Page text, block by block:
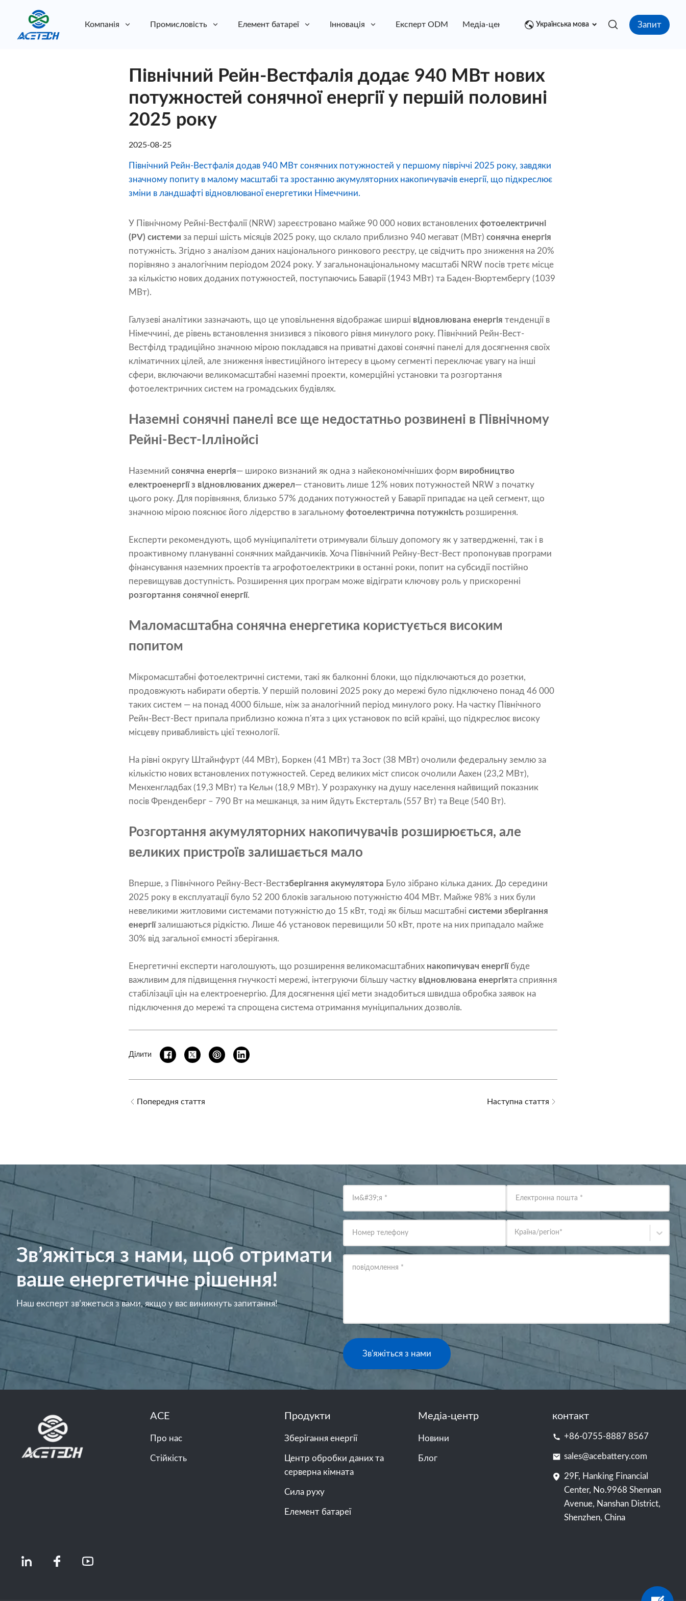
Компанія Промисловість Елемент батареї Інновація Експерт ODM Медіа-центр контакт
Українська мова Запит
Північний Рейн-Вестфалія додає 940 МВт нових
потужностей сонячної енергії у першій половині
2025 року
2025-08-25
Північний Рейн-Вестфалія додав 940 МВт сонячних потужностей у першому півріччі 2025 року, завдяки
значному попиту в малому масштабі та зростанню акумуляторних накопичувачів енергії, що підкреслює
зміни в ландшафті відновлюваної енергетики Німеччини.
У Північному Рейні-Вестфалії (NRW) зареєстровано майже 90 000 нових встановлених фотоелектричні
(PV) системи за перші шість місяців 2025 року, що склало приблизно 940 мегават (МВт) сонячна енергія
потужність. Згідно з аналізом даних національного ринкового реєстру, це свідчить про зниження на 20%
порівняно з аналогічним періодом 2024 року. У загальнонаціональному масштабі NRW посів третє місце
за кількістю нових доданих потужностей, поступаючись Баварії (1943 МВт) та Баден-Вюртембергу (1039
МВт).
Галузеві аналітики зазначають, що це уповільнення відображає ширші відновлювана енергія тенденції в
Німеччині, де рівень встановлення знизився з пікового рівня минулого року. Північний Рейн-Вест-
Вестфілд традиційно значною мірою покладався на приватні дахові сонячні панелі для досягнення своїх
кліматичних цілей, але зниження інвестиційного інтересу в цьому сегменті переключає увагу на інші
сфери, включаючи великомасштабні наземні проекти, комерційні установки та розгортання
фотоелектричних систем на громадських будівлях.
Наземні сонячні панелі все ще недостатньо розвинені в Північному
Рейні-Вест-Іллінойсі
Наземний сонячна енергія— широко визнаний як одна з найекономічніших форм виробництво
електроенергії з відновлюваних джерел— становить лише 12% нових потужностей NRW з початку
цього року. Для порівняння, близько 57% доданих потужностей у Баварії припадає на цей сегмент, що
значною мірою пояснює його лідерство в загальному фотоелектрична потужність розширення.
Експерти рекомендують, щоб муніципалітети отримували більшу допомогу як у затвердженні, так і в
проактивному плануванні сонячних майданчиків. Хоча Північний Рейну-Вест-Вест пропонував програми
фінансування наземних проектів та агрофотоелектрики в останні роки, попит на субсидії постійно
перевищував доступність. Розширення цих програм може відіграти ключову роль у прискоренні
розгортання сонячної енергії.
Маломасштабна сонячна енергетика користується високим
попитом
Мікромасштабні фотоелектричні системи, такі як балконні блоки, що підключаються до розетки,
продовжують набирати обертів. У першій половині 2025 року до мережі було підключено понад 46 000
таких систем — на понад 4000 більше, ніж за аналогічний період минулого року. На частку Північного
Рейн-Вест-Вест припала приблизно кожна п'ята з цих установок по всій країні, що підкреслює високу
місцеву привабливість цієї технології.
На рівні округу Штайнфурт (44 МВт), Боркен (41 МВт) та Зост (38 МВт) очолили федеральну землю за
кількістю нових встановлених потужностей. Серед великих міст список очолили Аахен (23,2 МВт),
Менхенгладбах (19,3 МВт) та Кельн (18,9 МВт). У розрахунку на душу населення найвищий показник
посів Френденберг – 790 Вт на мешканця, за ним йдуть Екстерталь (557 Вт) та Веце (540 Вт).
Розгортання акумуляторних накопичувачів розширюється, але
великих пристроїв залишається мало
Вперше, з Північного Рейну-Вест-Вестзберігання акумулятора Було зібрано кілька даних. До середини
2025 року в експлуатації було 52 200 блоків загальною потужністю 404 МВт. Майже 98% з них були
невеликими житловими системами потужністю до 15 кВт, тоді як більш масштабні системи зберігання
енергіїзалишаються рідкістю. Лише 46 установок перевищили 50 кВт, проте на них припадало майже
30% від загальної ємності зберігання.
Енергетичні експерти наголошують, що розширення великомасштабних накопичувач енергіїбуде
важливим для підвищення гнучкості мережі, інтегруючи більшу частку відновлювана енергіята сприяння
стабілізації цін на електроенергію. Для досягнення цієї мети знадобиться швидша обробка заявок на
підключення до мережі та спрощена система отримання муніципальних дозволів.
Ділити
Попередня стаття Наступна стаття
Зв’яжіться з нами, щоб отримати
ваше енергетичне рішення!
Наш експерт зв’яжеться з вами, якщо у вас виникнуть запитання!
Ім&#39;я * Електронна пошта *
Номер телефону Країна/регіон*
повідомлення *
Зв'яжіться з нами
ACE
Про нас
Стійкість
Продукти
Зберігання енергії
Центр обробки даних та
серверна кімната
Сила руху
Елемент батареї
Медіа-центр
Новини
Блог
контакт
+86-0755-8887 8567
sales@acebattery.com
29F, Hanking Financial
Center, No.9968 Shennan
Avenue, Nanshan District,
Shenzhen, China